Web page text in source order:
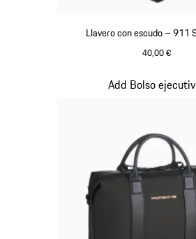
Llavero con escudo – 911
40,00 €
Add Bolso